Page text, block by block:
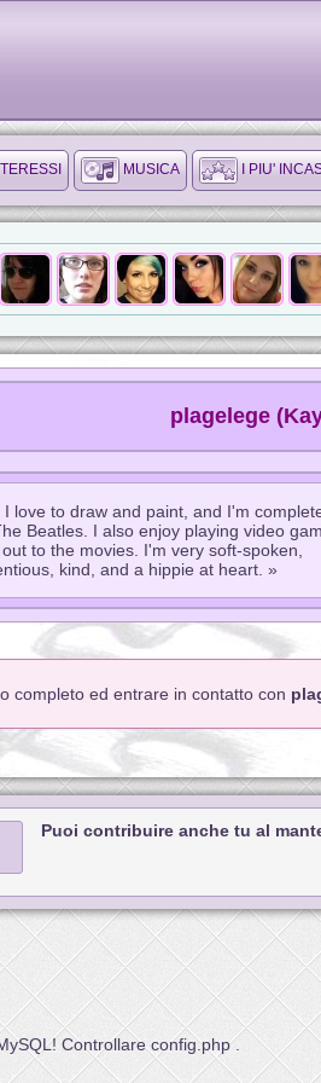
MUSICA I PIU'
plagelege
I love to draw and paint, and I'm
Beatles. I also enjoy playing video
to the movies. I'm very soft-spoken,
kind, and a hippie at heart. »
completo ed entrare in contatto con
Puoi contribuire anche tu al
Controllare config.php .